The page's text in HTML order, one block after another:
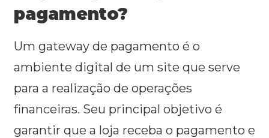
pagamento?
Um gateway de pagamento é o
ambiente digital de um site que serve
para a realização de operações
financeiras. Seu principal objetivo é
garantir que a loja receba o pagamento e